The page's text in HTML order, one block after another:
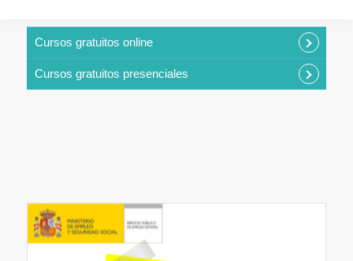
Cursos gratuitos online
Cursos gratuitos presenciales